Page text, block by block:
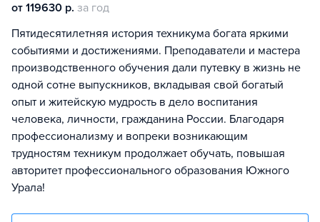
от 119630 р. за год
Пятидесятилетняя история техникума богата яркими
событиями и достижениями. Преподаватели и мастера
производственного обучения дали путевку в жизнь не
одной сотне выпускников, вкладывая свой богатый
опыт и житейскую мудрость в дело воспитания
человека, личности, гражданина России. Благодаря
профессионализму и вопреки возникающим
трудностям техникум продолжает обучать, повышая
авторитет профессионального образования Южного
Урала!